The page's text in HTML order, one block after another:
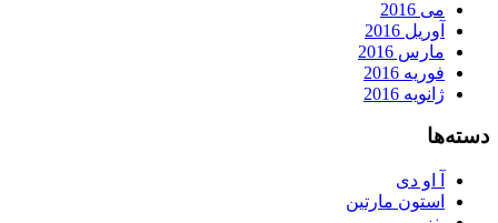
می 2016
آوریل 2016
مارس 2016
فوریه 2016
ژانویه 2016
دسته‌ها
آ او دی
استون مارتین